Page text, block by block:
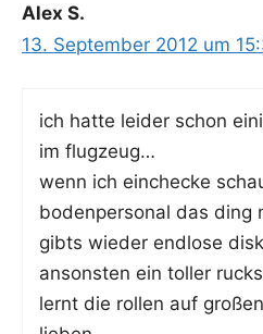
Alex S.
13. September 2012 um
ich hat­te lei­der schon
im flugzeug…
wenn ich ein­che­cke
boden­per­so­nal das ding
gibts wie­der end­lo­se
ansons­ten ein tol­ler
lernt die rol­len auf